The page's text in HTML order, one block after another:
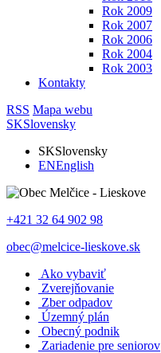
Rok 2009
Rok 2007
Rok 2006
Rok 2004
Rok 2003
Kontakty
RSS Mapa webu
SKSlovensky
SKSlovensky
ENEnglish
+421 32 64 902 98
obec@melcice-lieskove.sk
Ako vybaviť
Zverejňovanie
Zber odpadov
Územný plán
Obecný podnik
Zariadenie pre seniorov